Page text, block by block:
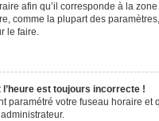
afin qu’il corresponde à la
comme la plupart des
le faire.
est toujours incorrecte !
paramétré votre fuseau horaire